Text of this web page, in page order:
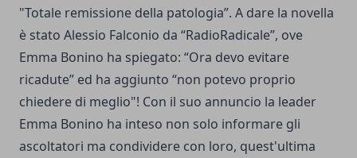
"Totale remissione della patologia”. A dare la novella
è stato Alessio Falconio da “RadioRadicale”, ove
Emma Bonino ha spiegato: “Ora devo evitare
ricadute” ed ha aggiunto “non potevo proprio
chiedere di meglio"! Con il suo annuncio la leader
Emma Bonino ha inteso non solo informare gli
ascoltatori ma condividere con loro, quest'ultima